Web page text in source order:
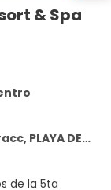
& Spa
CARMEN 77710
de la 5ta